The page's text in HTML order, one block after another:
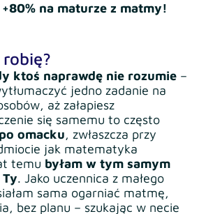
+80% na maturze z matmy!
ktoś naprawdę nie rozumie –
jedno zadanie na
aż załapiesz
się samemu to często
omacku, zwłaszcza przy
jak matematyka
temu byłam w tym samym
. Jako uczennica z małego
sama ogarniać matmę,
bez planu – szukając w necie